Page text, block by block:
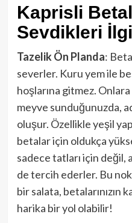
Kaprisli
Sevdikleri
Tazelik Ön Planda:
severler. Kuru yem ile
hoşlarına gitmez.
meyve sunduğunuzda,
oluşur. Özellikle yeşil
betalar için oldukça
sadece tatları için değil,
de tercih ederler. Bu
bir salata, betalarınızın
harika bir yol olabilir!